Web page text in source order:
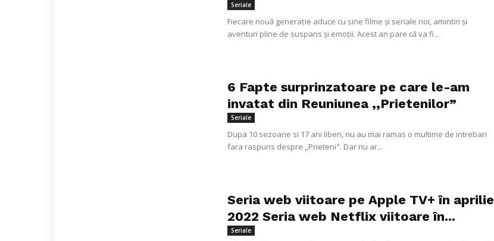
Seriale
Fiecare nouă generație aduce cu sine filme și seriale noi, amintiri și
aventuri pline de suspans și emoții. Acest an pare că va fi...
6 Fapte surprinzatoare pe care le-am
invatat din Reuniunea ,,Prietenilor”
Seriale
Dupa 10 sezoane si 17 ani liberi, nu au mai ramas o multime de intrebari
fara raspuns despre ,,Prieteni". Dar nu ar...
Seria web viitoare pe Apple TV+ în aprilie
2022 Seria web Netflix viitoare în...
Seriale